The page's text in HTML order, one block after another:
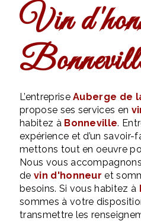
vin d'honneur à
L’entrepriseAuberge de
propose ses services en
habitez à Bonneville.
expérience et d’un savoir-
mettons tout en oeuvre
Nous vous
de vin d'honneur et
besoins. Si vous habitez à
sommes à votre
transmettre les